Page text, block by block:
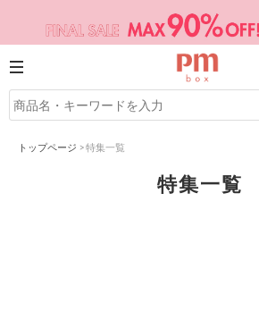
トップページ >特集一覧
特集一覧